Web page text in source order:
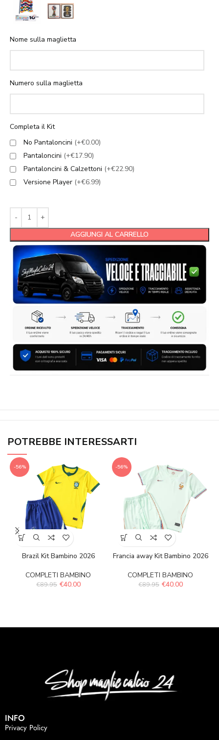
Nome sulla maglietta
Numero sulla maglietta
Completa il Kit
No Pantaloncini (+€0.00)
Pantaloncini (+€17.90)
Pantaloncini & Calzettoni (+€22.90)
Versione Player (+€6.99)
AGGIUNGI AL CARRELLO
POTREBBE INTERESSARTI
-56%
Brazil Kit Bambino 2026
COMPLETI BAMBINO
€89.95 €40.00
-56%
Francia away Kit Bambino 2026
COMPLETI BAMBINO
€89.95 €40.00
INFO
Privacy Policy